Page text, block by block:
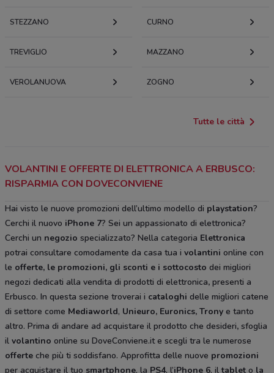
STEZZANO CURNO
TREVIGLIO MAZZANO
VEROLANUOVA ZOGNO
Tutte le città
VOLANTINI E OFFERTE DI ELETTRONICA A ERBUSCO:
RISPARMIA CON DOVECONVIENE
Hai visto le nuove promozioni dell’ultimo modello di playstation?
Cerchi il nuovo iPhone 7? Sei un appassionato di elettronica?
Cerchi un negozio specializzato? Nella categoria Elettronica
potrai consultare comodamente da casa tua i volantini online con
le offerte, le promozioni, gli sconti e i sottocosto dei migliori
negozi dedicati alla vendita di prodotti di elettronica, presenti a
Erbusco. In questa sezione troverai i cataloghi delle migliori catene
di settore come Mediaworld, Unieuro, Euronics, Trony e tanto
altro. Prima di andare ad acquistare il prodotto che desideri, sfoglia
il volantino online su DoveConviene.it e scegli tra le numerose
offerte che più ti soddisfano. Approfitta delle nuove promozioni
per acquistare il tuo smartphone, la PS4, l’iPhone 6, iltablet o la